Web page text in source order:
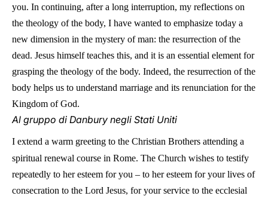
you. In continuing, after a long interruption, my reflections on
the theology of the body, I have wanted to emphasize today a
new dimension in the mystery of man: the resurrection of the
dead. Jesus himself teaches this, and it is an essential element for
grasping the theology of the body. Indeed, the resurrection of the
body helps us to understand marriage and its renunciation for the
Kingdom of God.
Al gruppo di Danbury negli Stati Uniti
I extend a warm greeting to the Christian Brothers attending a
spiritual renewal course in Rome. The Church wishes to testify
repeatedly to her esteem for you – to her esteem for your lives of
consecration to the Lord Jesus, for your service to the ecclesial